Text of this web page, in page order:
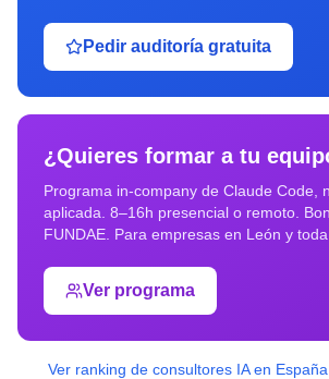
Pedir auditoría gratuita
¿Quieres formar a tu
Programa in-company de Claude Code,
aplicada. 8–16h presencial o remoto.
FUNDAE. Para empresas en León y toda
Ver programa
Ver ranking de consultores IA en